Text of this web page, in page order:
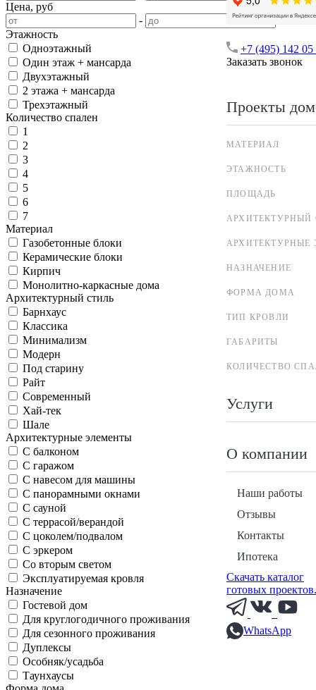
+7 (495) 142 05
Заказать звонок
Проекты
МАТЕРИАЛ
ЭТАЖНОСТЬ
ПЛОЩАДЬ
АРХИТЕКТУРНЫЙ
АРХИТЕКТУРНЫЕ
НАЗНАЧЕНИЕ
ФОРМА ДОМА
ТИП КРОВЛИ
ГАБАРИТЫ
КОЛИЧЕСТВО
Услуги
О компании
Наши работы
Отзывы
Контакты
Ипотека
Скачать каталог
готовых
WhatsApp
Цена, руб
-
Этажность
Одноэтажный
Один этаж + мансарда
Двухэтажный
2 этажа + мансарда
Трехэтажный
Количество спален
1
2
3
4
5
6
7
Материал
Газобетонные блоки
Керамические блоки
Кирпич
Монолитно-каркасные дома
Архитектурный стиль
Барнхаус
Классика
Минимализм
Модерн
Под старину
Райт
Современный
Хай-тек
Шале
Архитектурные элементы
С балконом
С гаражом
С навесом для машины
С панорамными окнами
С сауной
С террасой/верандой
С цоколем/подвалом
С эркером
Со вторым светом
Эксплуатируемая кровля
Назначение
Гостевой дом
Для круглогодичного проживания
Для сезонного проживания
Дуплексы
Особняк/усадьба
Таунхаусы